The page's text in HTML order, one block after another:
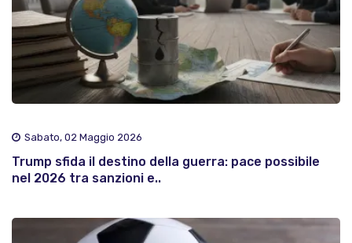
Sabato, 02 Maggio 2026
Trump sfida il destino della guerra: pace possibile
nel 2026 tra sanzioni e..